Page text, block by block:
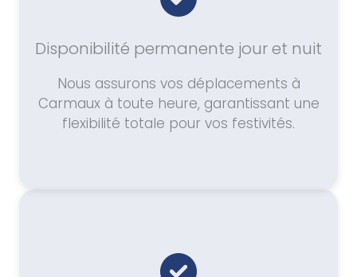
Disponibilité permanente jour et nuit
Nous assurons vos déplacements à
Carmaux à toute heure, garantissant une
flexibilité totale pour vos festivités.